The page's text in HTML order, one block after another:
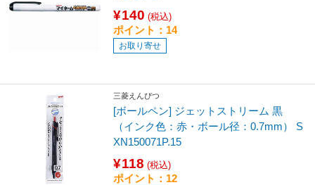
¥140 (税込)
ポイント：14
お取り寄せ
三菱えんぴつ
[ボールペン] ジェットストリーム 黒
（インク色：赤・ボール径：0.7mm） S
XN150071P.15
¥118 (税込)
ポイント：12